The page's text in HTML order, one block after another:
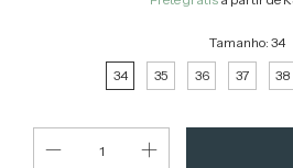
Tamanho: 34
34
35 36 37 38